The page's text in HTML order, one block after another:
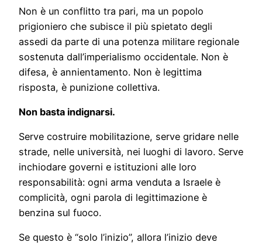
Non è un conflitto tra pari, ma un popolo
prigioniero che subisce il più spietato degli
assedi da parte di una potenza militare regionale
sostenuta dall’imperialismo occidentale. Non è
difesa, è annientamento. Non è legittima
risposta, è punizione collettiva.
Non basta indignarsi.
Serve costruire mobilitazione, serve gridare nelle
strade, nelle università, nei luoghi di lavoro. Serve
inchiodare governi e istituzioni alle loro
responsabilità: ogni arma venduta a Israele è
complicità, ogni parola di legittimazione è
benzina sul fuoco.
Se questo è “solo l’inizio”, allora l’inizio deve